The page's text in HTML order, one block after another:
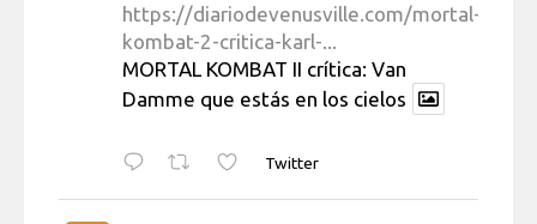
https://diariodevenusville.com/mortal-
kombat-2-critica-karl-...
MORTAL KOMBAT II crítica: Van
Damme que estás en los cielos
Twitter